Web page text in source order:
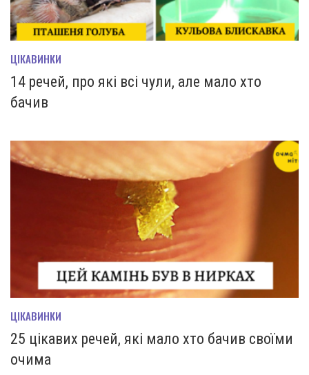
ЦІКАВИНКИ
14 речей, про які всі чули, але мало хто
бачив
ЦІКАВИНКИ
25 цікавих речей, які мало хто бачив своїми
очима